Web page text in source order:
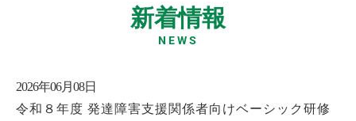
新着情報
NEWS
2026年06月08日
令和８年度 発達障害支援関係者向けベーシック研修